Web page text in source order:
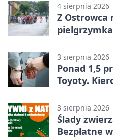
4 sierpnia 2026
Z Ostrowca
3 sierpnia 2026
Ponad 1,5
Toyoty.
3 sierpnia 2026
Ślady
Bezpłatne